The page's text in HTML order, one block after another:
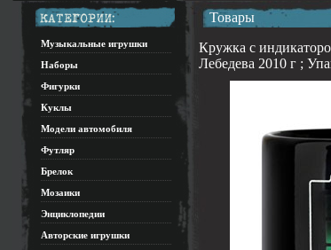
Музыкальные игрушки
Наборы
Фигурки
Куклы
Модели автомобиля
Футляр
Брелок
Мозаики
Энциклопедии
Авторские игрушки
Товары
Кружка с
Лебедева 2010 г ;